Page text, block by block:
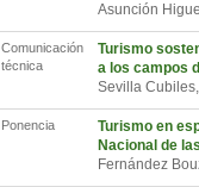
Asunción
Comunicación
técnica
Turismo
a los campos
Sevilla
Ponencia
Turismo en
Nacional de
Fernández